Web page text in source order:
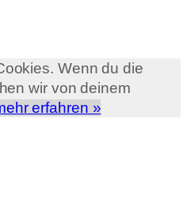
Wenn du die
wir von deinem
erfahren »